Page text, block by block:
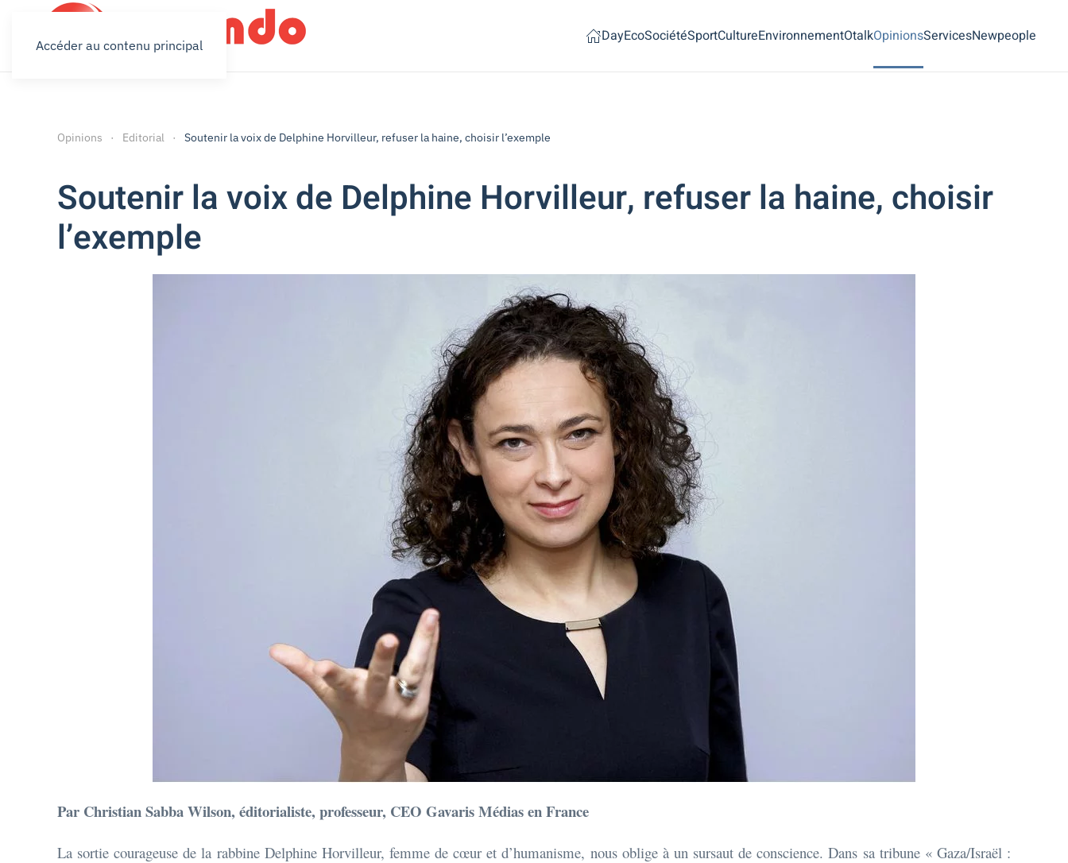
Accéder au contenu principal DayEcoSociétéSportCultureEnvironnementOtalkOpinionsServicesNewpeople
Opinions Editorial Soutenir la voix de Delphine Horvilleur, refuser la haine, choisir l’exemple
Soutenir la voix de Delphine Horvilleur, refuser la haine, choisir
l’exemple
Par Christian Sabba Wilson, éditorialiste, professeur, CEO Gavaris Médias en France
La sortie courageuse de la rabbine Delphine Horvilleur, femme de cœur et d’humanisme, nous oblige à un sursaut de conscience. Dans sa tribune « Gaza/Israël :